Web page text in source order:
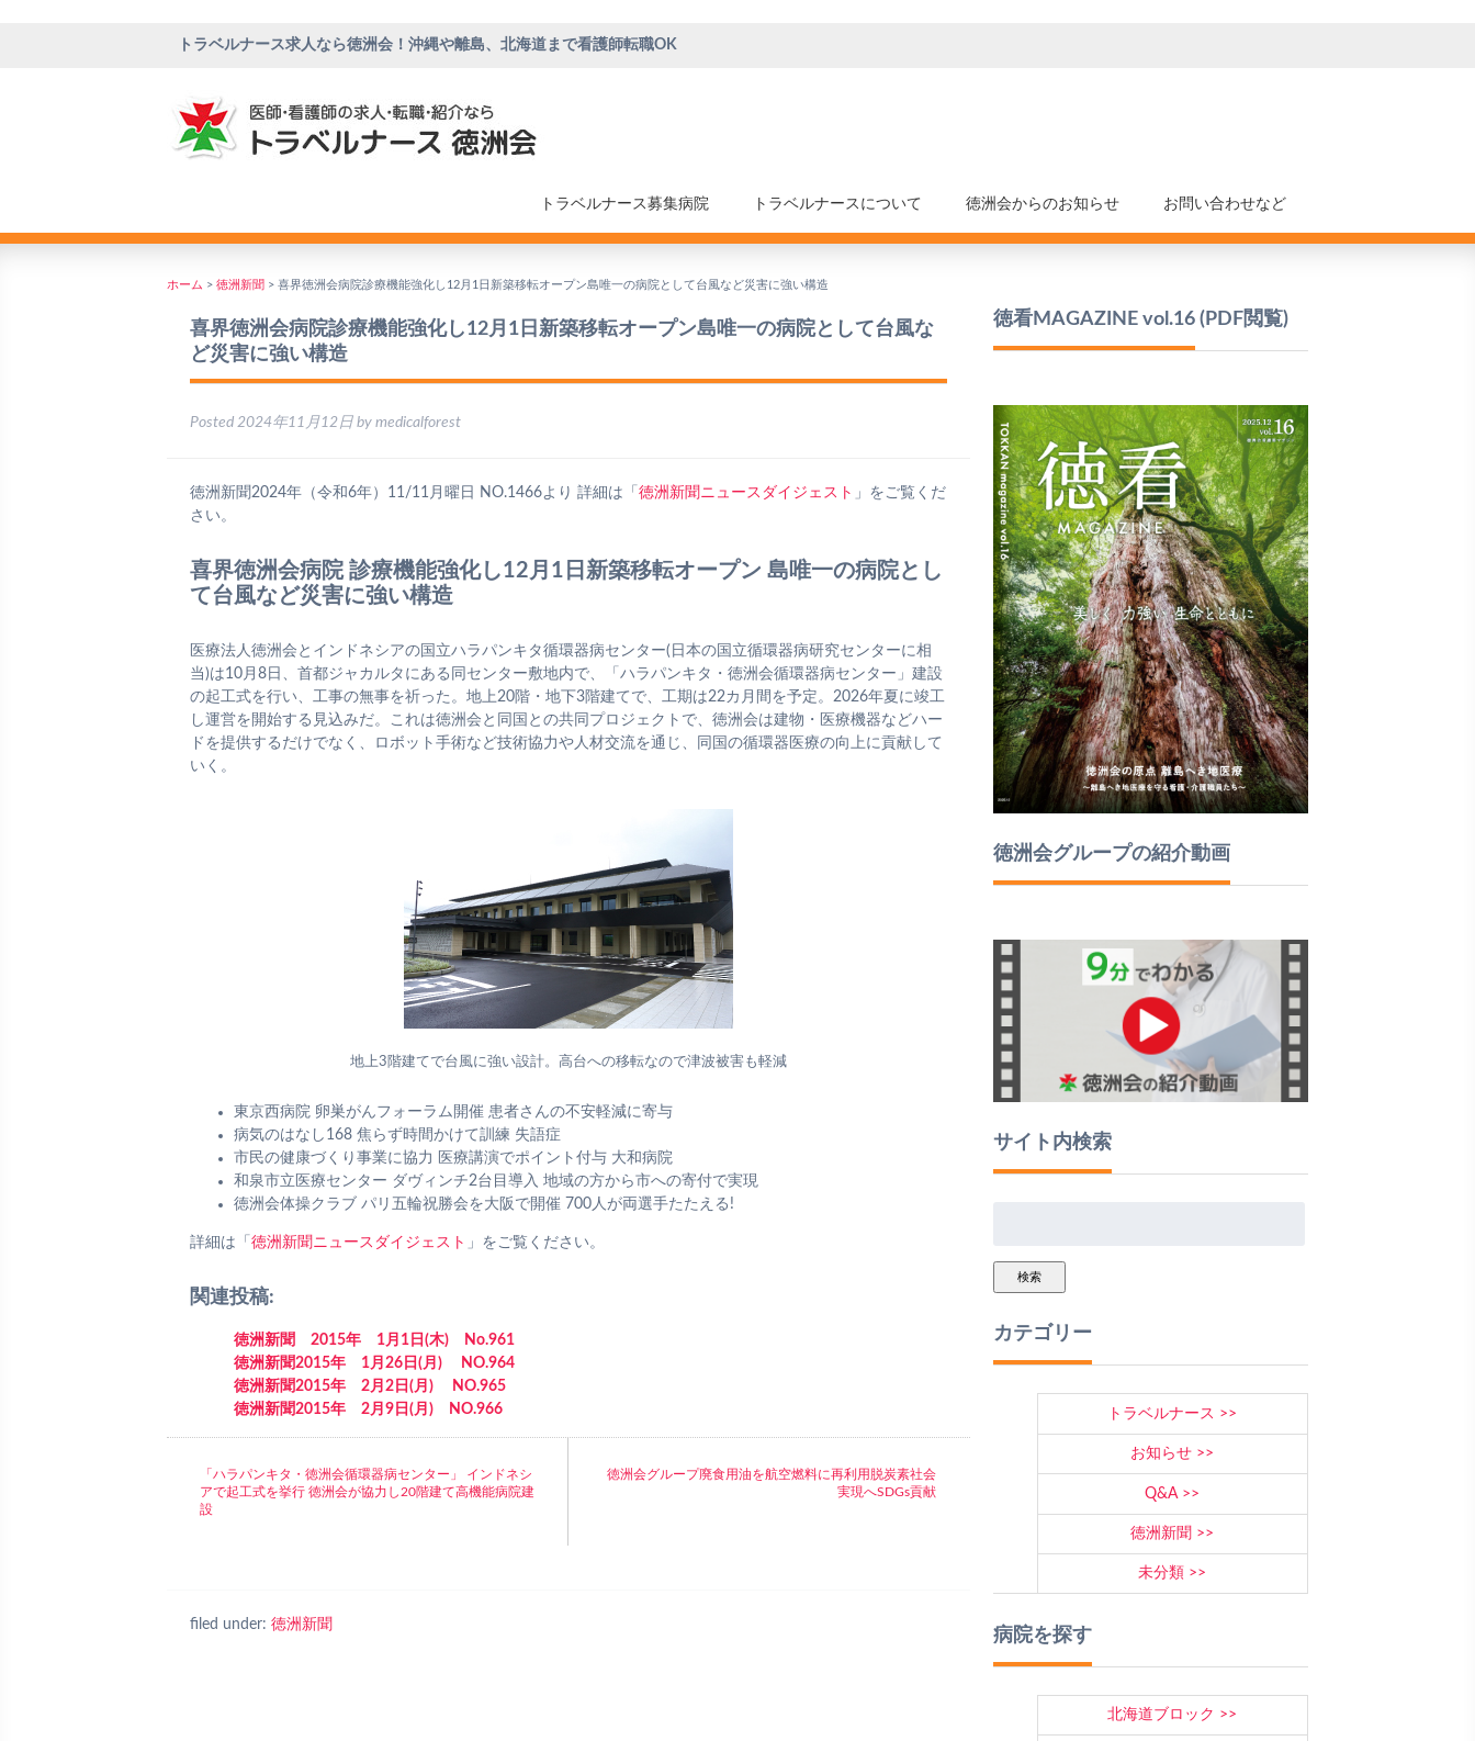
トラベルナース求人なら徳洲会！沖縄や離島、北海道まで看護師転職OK
トラベルナース募集病院 トラベルナースについて 徳洲会からのお知らせ お問い合わせなど
ホーム > 徳洲新聞 > 喜界徳洲会病院診療機能強化し12月1日新築移転オープン島唯一の病院として台風など災害に強い構造
喜界徳洲会病院診療機能強化し12月1日新築移転オープン島唯一の病院として台風な
ど災害に強い構造
Posted 2024年11月12日 by medicalforest
徳洲新聞2024年（令和6年）11/11月曜日 NO.1466より 詳細は「 徳洲新聞ニュースダイジェスト 」をご覧くだ
さい。
喜界徳洲会病院 診療機能強化し12月1日新築移転オープン 島唯一の病院とし
て台風など災害に強い構造
医療法人徳洲会とインドネシアの国立ハラパンキタ循環器病センター(日本の国立循環器病研究センターに相
当)は10月8日、首都ジャカルタにある同センター敷地内で、「ハラパンキタ・徳洲会循環器病センター」建設
の起工式を行い、工事の無事を祈った。地上20階・地下3階建てで、工期は22カ月間を予定。2026年夏に竣工
し運営を開始する見込みだ。これは徳洲会と同国との共同プロジェクトで、徳洲会は建物・医療機器などハー
ドを提供するだけでなく、ロボット手術など技術協力や人材交流を通じ、同国の循環器医療の向上に貢献して
いく。
地上3階建てで台風に強い設計。高台への移転なので津波被害も軽減
東京西病院 卵巣がんフォーラム開催 患者さんの不安軽減に寄与
病気のはなし168 焦らず時間かけて訓練 失語症
市民の健康づくり事業に協力 医療講演でポイント付与 大和病院
和泉市立医療センター ダヴィンチ2台目導入 地域の方から市への寄付で実現
徳洲会体操クラブ パリ五輪祝勝会を大阪で開催 700人が両選手たたえる!
詳細は「 徳洲新聞ニュースダイジェスト 」をご覧ください。
関連投稿:
徳洲新聞 2015年 1月1日(木) No.961
徳洲新聞2015年 1月26日(月) NO.964
徳洲新聞2015年 2月2日(月) NO.965
徳洲新聞2015年 2月9日(月) NO.966
「ハラパンキタ・徳洲会循環器病センター」 インドネシ
アで起工式を挙行 徳洲会が協力し20階建て高機能病院建
設
徳洲会グループ廃食用油を航空燃料に再利用脱炭素社会
実現へSDGs貢献
filed under: 徳洲新聞
徳看MAGAZINE vol.16(PDF閲覧)
徳洲会グループの紹介動画
サイト内検索
検索
カテゴリー
トラベルナース
お知らせ
Q&A
徳洲新聞
未分類
病院を探す
北海道ブロック